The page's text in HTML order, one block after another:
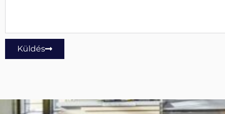
Küldés